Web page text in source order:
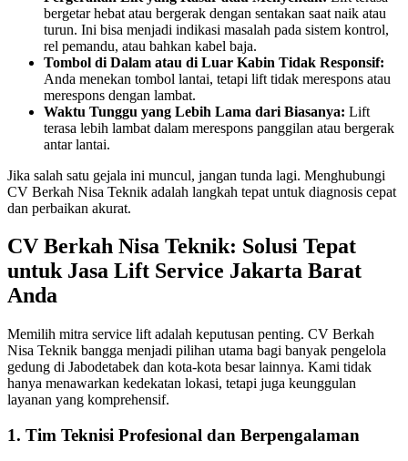
bergetar hebat atau bergerak dengan sentakan saat naik atau
turun. Ini bisa menjadi indikasi masalah pada sistem kontrol,
rel pemandu, atau bahkan kabel baja.
Tombol di Dalam atau di Luar Kabin Tidak Responsif:
Anda menekan tombol lantai, tetapi lift tidak merespons atau
merespons dengan lambat.
Waktu Tunggu yang Lebih Lama dari Biasanya: Lift
terasa lebih lambat dalam merespons panggilan atau bergerak
antar lantai.
Jika salah satu gejala ini muncul, jangan tunda lagi. Menghubungi
CV Berkah Nisa Teknik adalah langkah tepat untuk diagnosis cepat
dan perbaikan akurat.
CV Berkah Nisa Teknik: Solusi Tepat
untuk Jasa Lift Service Jakarta Barat
Anda
Memilih mitra service lift adalah keputusan penting. CV Berkah
Nisa Teknik bangga menjadi pilihan utama bagi banyak pengelola
gedung di Jabodetabek dan kota-kota besar lainnya. Kami tidak
hanya menawarkan kedekatan lokasi, tetapi juga keunggulan
layanan yang komprehensif.
1. Tim Teknisi Profesional dan Berpengalaman